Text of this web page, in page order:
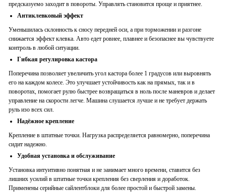
предсказуемо заходит в повороты. Управлять становится проще и приятнее.
Антиклевковый эффект
Уменьшилась склонность к сносу передней оси, а при торможении и разгоне
снижается эффект клевка. Авто едет ровнее, плавнее и безопаснее вы чувствуете
контроль в любой ситуации.
Гибкая регулировка кастора
Поперечина позволяет увеличить угол кастора более 1 градусов или выровнять
его на каждом колесе. Это улучшает устойчивость как на прямых, так и в
поворотах, помогает рулю быстрее возвращаться в ноль после маневров и делает
управление на скорости легче. Машина слушается лучше и не требует держать
руль изо всех сил.
Надёжное крепление
Крепление в штатные точки. Нагрузка распределяется равномерно, поперечина
сидит надежно.
Удобная установка и обслуживание
Установка интуитивно понятная и не занимает много времени, ставится без
лишних усилий в штатные точки крепления без сверления и доработок.
Применены серийные сайлентблоки для более простой и быстрой замены.